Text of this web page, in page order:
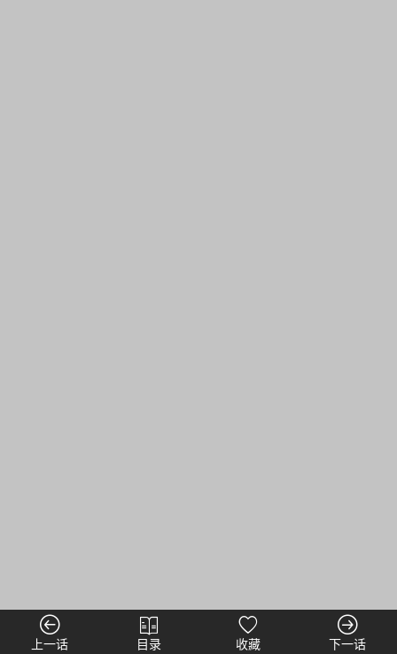
上一话 目录 收藏 下一话